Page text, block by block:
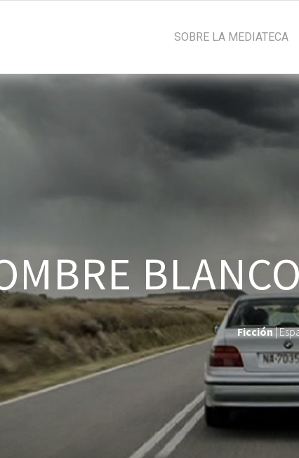
SOBRE LA MEDIATECA
Ficción|